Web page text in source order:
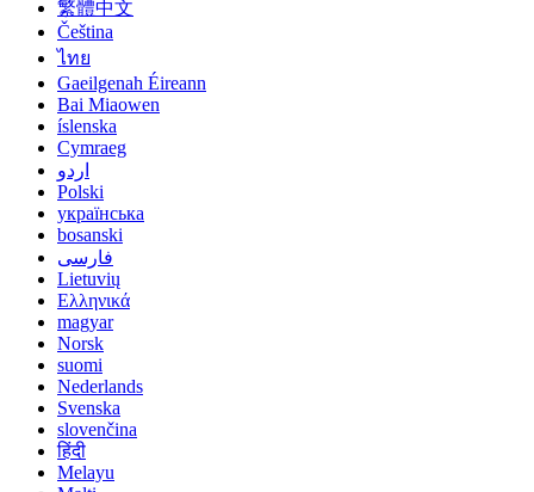
繁體中文
Čeština
ไทย
Gaeilgenah Éireann
Bai Miaowen
íslenska
Cymraeg
اردو
Polski
українська
bosanski
فارسی
Lietuvių
Ελληνικά
magyar
Norsk
suomi
Nederlands
Svenska
slovenčina
हिंदी
Melayu